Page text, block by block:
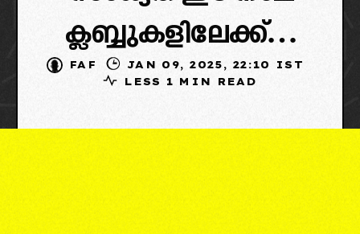
ക്ലബ്ബുകളിലേക്ക്…
FAF
JAN 09, 2025, 22:10 IST
LESS 1 MIN READ